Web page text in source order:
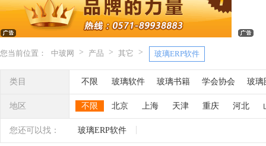
您当前位置： 中玻网 > 产品 > 其它 > 玻璃ERP软件
类目 不限 玻璃软件 玻璃书籍 学会协会 玻璃
地区 不限 北京 上海 天津 重庆 河北
南 广东
您还可以找： 玻璃ERP软件